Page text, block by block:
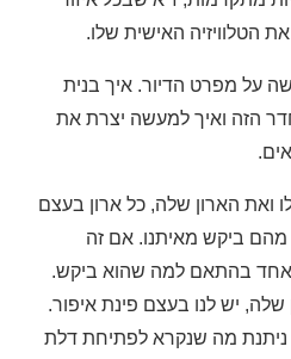
הטלוויזיה האישית שלו.
על מפרט הדיור. איך בנית
הזה ואיך למעשה יצרת את
ואת הארון שלה, כל ארון בעצם
ביקש מאיתנו. אם זה
אחד בהתאם למה שהוא ביקש.
שלה, יש לנו בעצם פינת איפור.
מה שנקרא לפתיחת דלת